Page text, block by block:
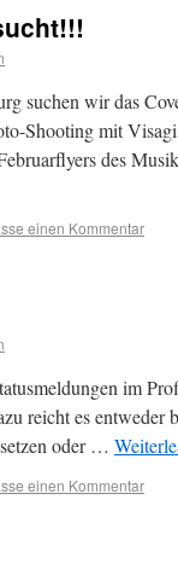
suchen wir das
Shooting mit
des
einen Kommentar
im
reicht es entweder
oder …
einen Kommentar